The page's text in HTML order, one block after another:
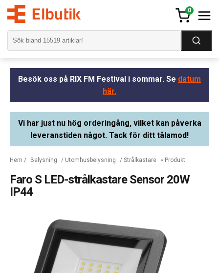
0
Besök oss på RIX FM Festival i sommar. Se datum
här.
Vi har just nu hög orderingång, vilket kan påverka
leveranstiden något. Tack för ditt tålamod!
Hem / Belysning / Utomhusbelysning / Strålkastare » Produkt
Faro S LED-strålkastare Sensor 20W
IP44